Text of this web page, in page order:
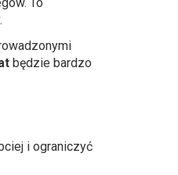
będzie bardzo
i ograniczyć